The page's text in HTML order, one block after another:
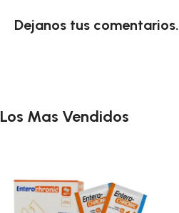
Dejanos tus comentarios.
Los Mas Vendidos